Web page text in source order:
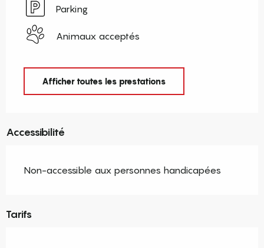
Parking
Animaux acceptés
Afficher toutes les prestations
Accessibilité
Non-accessible aux personnes handicapées
Tarifs